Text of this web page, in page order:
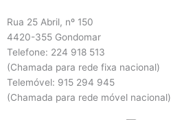
Rua 25 Abril, nº 150
4420-355 Gondomar
Telefone: 224 918 513
(Chamada para rede fixa nacional)
Telemóvel: 915 294 945
(Chamada para rede móvel nacional)